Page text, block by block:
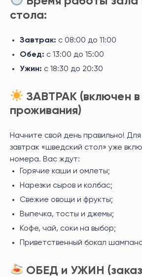
стола:
Завтрак: с 08:00 до 11:00
Обед: с 13:00 до 15:00
Ужин: с 18:30 до 20:30
ЗАВТРАК (включен
проживания)
Начните свой день правильно!
завтрак «шведский стол» уже
номера. Вас ждут:
Горячие каши и омлеты;
Нарезки сыров и колбас;
Свежие овощи и фрукты;
Выпечка, тосты и джемы;
Кофе, чай, соки на выбор;
Приветственный бокал
ОБЕД и УЖИН